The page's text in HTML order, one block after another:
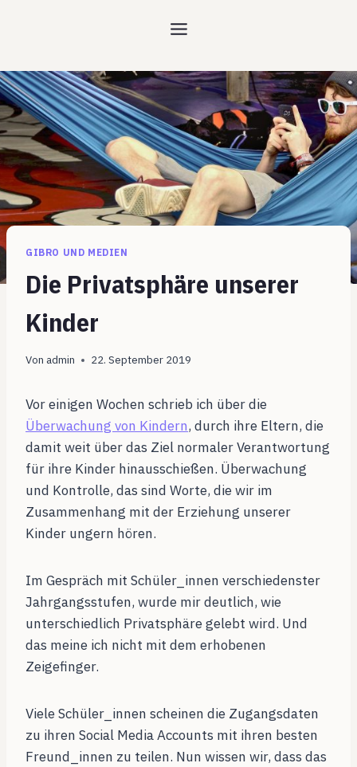
GIBRO UND MEDIEN
Die Privatsphäre unserer
Kinder
Von admin 22. September 2019
Vor einigen Wochen schrieb ich über die
Überwachung von Kindern, durch ihre Eltern, die
damit weit über das Ziel normaler Verantwortung
für ihre Kinder hinausschießen. Überwachung
und Kontrolle, das sind Worte, die wir im
Zusammenhang mit der Erziehung unserer
Kinder ungern hören.
Im Gespräch mit Schüler_innen verschiedenster
Jahrgangsstufen, wurde mir deutlich, wie
unterschiedlich Privatsphäre gelebt wird. Und
das meine ich nicht mit dem erhobenen
Zeigefinger.
Viele Schüler_innen scheinen die Zugangsdaten
zu ihren Social Media Accounts mit ihren besten
Freund_innen zu teilen. Nun wissen wir, dass das